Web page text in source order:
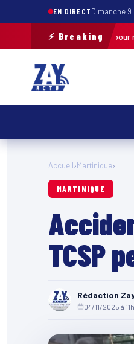
EN DIRECTDimanche 9
⚡ Breaking
de terrain pour retrouver les
Accueil›Martinique›
MARTINIQUE
TCSP
Rédaction
04/11/2025 à